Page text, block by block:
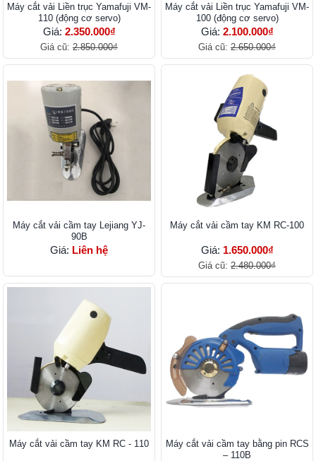
Máy cắt vải Liền trục Yamafuji VM-
110 (động cơ servo)
Giá: 2.350.000₫
Giá cũ: 2.850.000₫
Máy cắt vải Liền trục Yamafuji VM-
100 (động cơ servo)
Giá: 2.100.000₫
Giá cũ: 2.650.000₫
Máy cắt vải cầm tay Lejiang YJ-
90B
Giá: Liên hệ
Máy cắt vải cầm tay KM RC-100
Giá: 1.650.000₫
Giá cũ: 2.480.000₫
Máy cắt vải cầm tay KM RC - 110
Máy cắt vải cầm tay bằng pin RCS
– 110B